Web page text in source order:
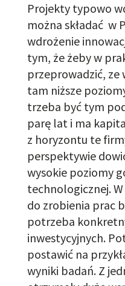
Projekty typowo
można składać w
wdrożenie
tym, że żeby w
przeprowadzić, ze
tam niższe
trzeba być tym
parę lat i ma
z horyzontu te
perspektywie
wysokie poziomy
technologicznej. W
do zrobienia prac
potrzeba
inwestycyjnych.
postawić na
wyniki badań. Z